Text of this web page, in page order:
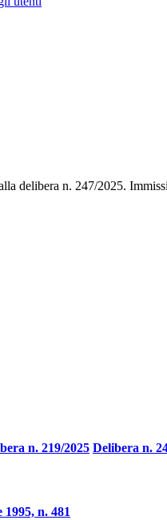
delibera n. 247/2025.
n. 219/2025 Delibera n.
1995, n. 481